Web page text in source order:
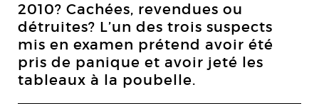
2010? Cachées, revendues ou
détruites? L’un des trois suspects
mis en examen prétend avoir été
pris de panique et avoir jeté les
tableaux à la poubelle.